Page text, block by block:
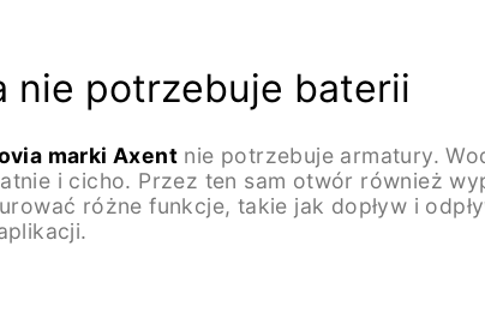
nie potrzebuje baterii
marki Axent nie potrzebuje armatury.
i cicho. Przez ten sam otwór również
różne funkcje, takie jak dopływ i